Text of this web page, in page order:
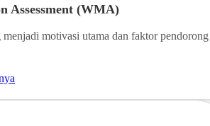
Assessment (WMA)
motivasi utama dan faktor pendorong